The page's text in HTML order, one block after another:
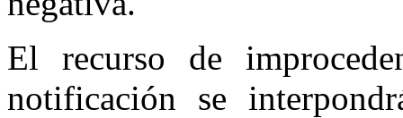
El recurso de
notificación se